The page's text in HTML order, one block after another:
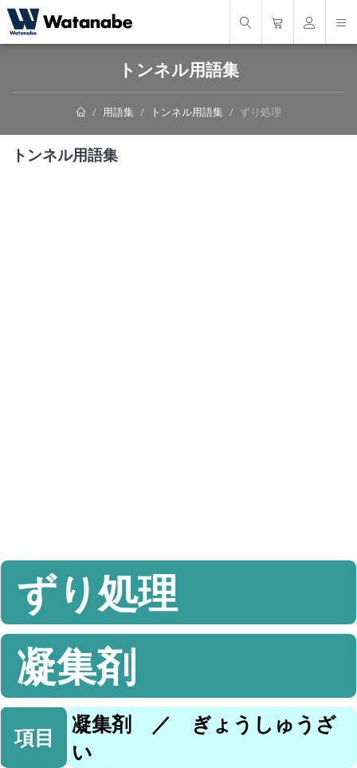
トンネル用語集
用語集 トンネル用語集 ずり処理
トンネル用語集
ずり処理
凝集剤
項目
凝集剤 ／ ぎょうしゅうざ
い